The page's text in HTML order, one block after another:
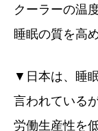
クーラーの温
睡眠の質を高
▼日本は、睡
言われている
労働生産性を